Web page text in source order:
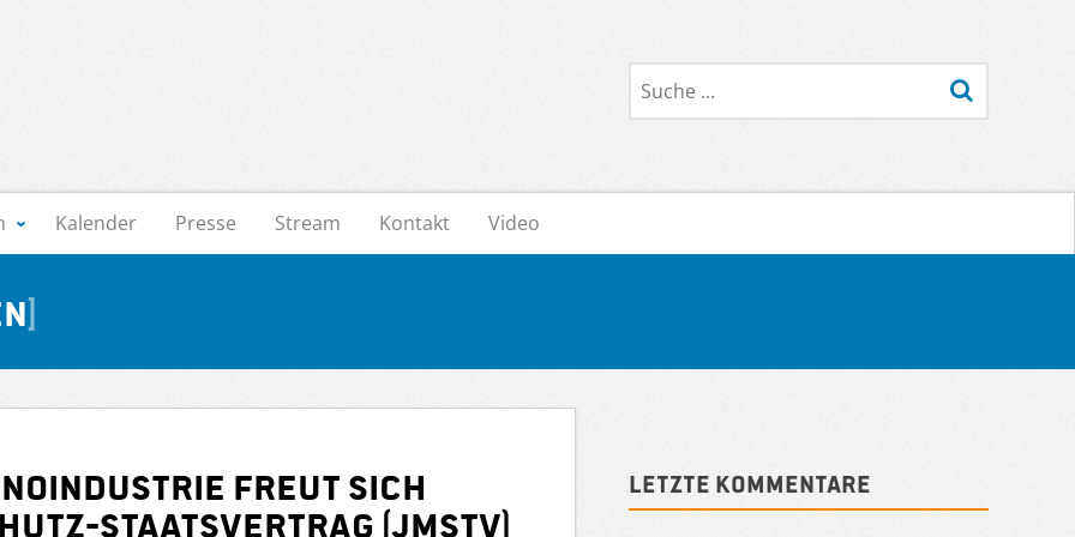
Suche
Kalender Presse Stream Kontakt Video
freut sich
Staatsvertrag (JMStV)
Letzte Kommentare